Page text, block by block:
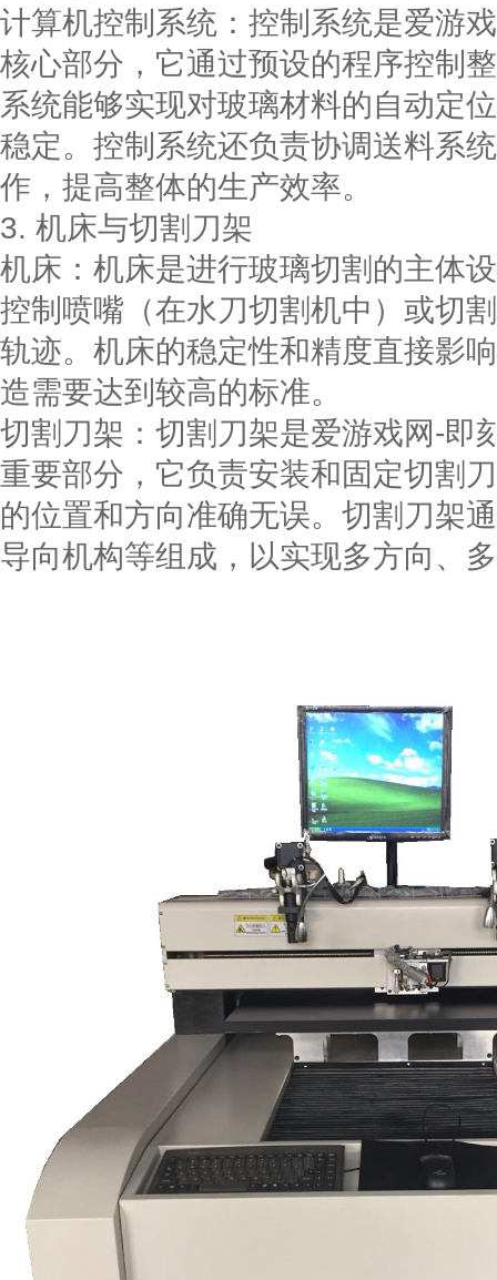
计算机控制系统：控制系统是爱游
核心部分，它通过预设的程序控制
系统能够实现对玻璃材料的自动定
稳定。控制系统还负责协调送料系
作，提高整体的生产效率。
3. 机床与切割刀架
机床：机床是进行玻璃切割的主体
控制喷嘴（在水刀切割机中）或切
轨迹。机床的稳定性和精度直接影
造需要达到较高的标准。
切割刀架：切割刀架是爱游戏网-即
重要部分，它负责安装和固定切割
的位置和方向准确无误。切割刀架
导向机构等组成，以实现多方向、